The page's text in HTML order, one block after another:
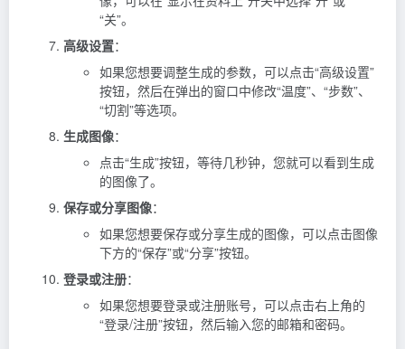
“关”。
高级设置：
如果您想要调整生成的参数，可以点击“高级设置”
按钮，然后在弹出的窗口中修改“温度”、“步数”、
“切割”等选项。
生成图像：
点击“生成”按钮，等待几秒钟，您就可以看到生成
的图像了。
保存或分享图像：
如果您想要保存或分享生成的图像，可以点击图像
下方的“保存”或“分享”按钮。
登录或注册：
如果您想要登录或注册账号，可以点击右上角的
“登录/注册”按钮，然后输入您的邮箱和密码。